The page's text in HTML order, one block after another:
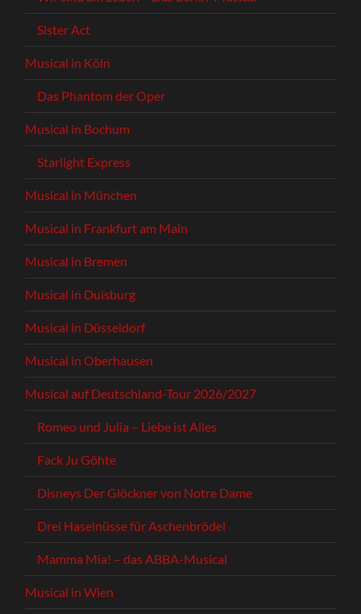
Sister Act
Musical in Köln
Das Phantom der Oper
Musical in Bochum
Starlight Express
Musical in München
Musical in Frankfurt am Main
Musical in Bremen
Musical in Duisburg
Musical in Düsseldorf
Musical in Oberhausen
Musical auf Deutschland-Tour 2026/2027
Romeo und Julia – Liebe ist Alles
Fack Ju Göhte
Disneys Der Glöckner von Notre Dame
Drei Haselnüsse für Aschenbrödel
Mamma Mia! – das ABBA-Musical
Musical in Wien